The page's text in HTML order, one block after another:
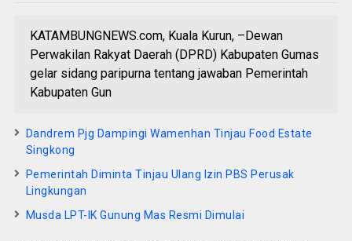
KATAMBUNGNEWS.com, Kuala Kurun, –Dewan
Perwakilan Rakyat Daerah (DPRD) Kabupaten Gumas
gelar sidang paripurna tentang jawaban Pemerintah
Kabupaten Gun
Dandrem Pjg Dampingi Wamenhan Tinjau Food Estate
Singkong
Pemerintah Diminta Tinjau Ulang Izin PBS Perusak
Lingkungan
Musda LPT-IK Gunung Mas Resmi Dimulai